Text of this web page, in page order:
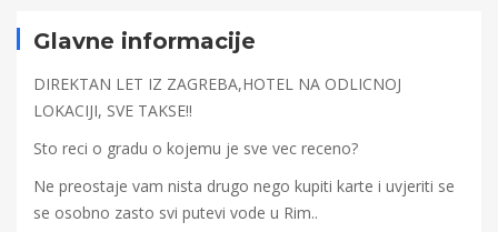
Glavne informacije
DIREKTAN LET IZ ZAGREBA,HOTEL NA ODLICNOJ
LOKACIJI, SVE TAKSE!!
Sto reci o gradu o kojemu je sve vec receno?
Ne preostaje vam nista drugo nego kupiti karte i uvjeriti se
se osobno zasto svi putevi vode u Rim..